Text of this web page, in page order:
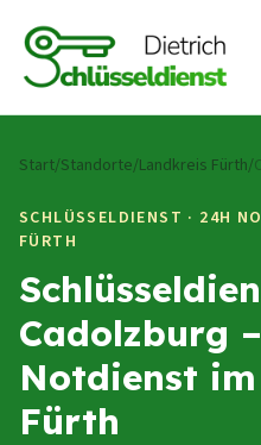
Start/Standorte/Landkreis Fürth/
SCHLÜSSELDIENST · 24H
FÜRTH
Cadolzburg
Notdienst
Fürth